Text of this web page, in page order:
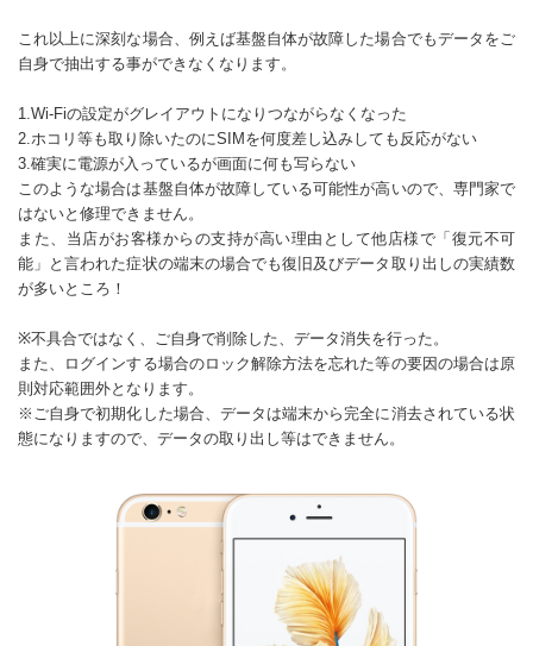
これ以上に深刻な場合、例えば基盤自体が故障した場合でもデータをご
自身で抽出する事ができなくなります。
1.Wi-Fiの設定がグレイアウトになりつながらなくなった
2.ホコリ等も取り除いたのにSIMを何度差し込みしても反応がない
3.確実に電源が入っているが画面に何も写らない
このような場合は基盤自体が故障している可能性が高いので、専門家で
はないと修理できません。
また、当店がお客様からの支持が高い理由として他店様で「復元不可
能」と言われた症状の端末の場合でも復旧及びデータ取り出しの実績数
が多いところ！
※不具合ではなく、ご自身で削除した、データ消失を行った。
また、ログインする場合のロック解除方法を忘れた等の要因の場合は原
則対応範囲外となります。
※ご自身で初期化した場合、データは端末から完全に消去されている状
態になりますので、データの取り出し等はできません。